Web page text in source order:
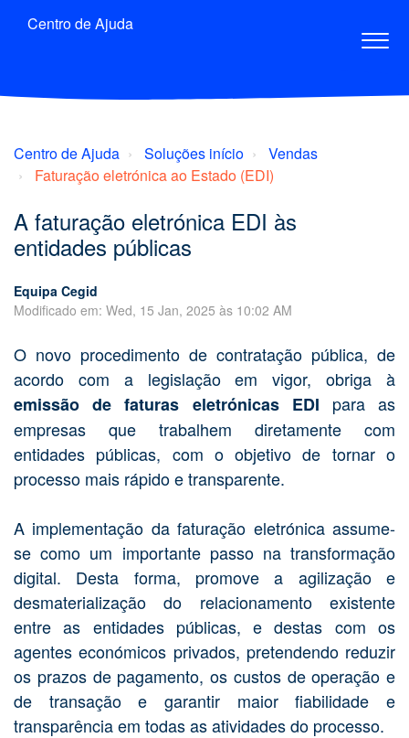
Centro de Ajuda
Centro de Ajuda Soluções início
Vendas
Faturação eletrónica ao Estado (EDI)
A faturação eletrónica EDI às
entidades públicas
Equipa Cegid
Modificado em: Wed, 15 Jan, 2025 às 10:02 AM
O novo procedimento de contratação pública, de
acordo com a legislação em vigor, obriga à
emissão de faturas eletrónicas EDI para as
empresas que trabalhem diretamente com
entidades públicas, com o objetivo de tornar o
processo mais rápido e transparente.
A implementação da faturação eletrónica assume-
se como um importante passo na transformação
digital. Desta forma, promove a agilização e
desmaterialização do relacionamento existente
entre as entidades públicas, e destas com os
agentes económicos privados, pretendendo reduzir
os prazos de pagamento, os custos de operação e
de transação e garantir maior fiabilidade e
transparência em todas as atividades do processo.